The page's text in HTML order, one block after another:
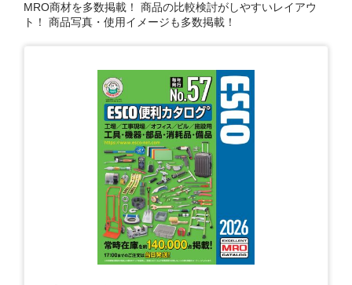
MRO商材を多数掲載！ 商品の比較検討がしやすいレイアウ
ト！ 商品写真・使用イメージも多数掲載！